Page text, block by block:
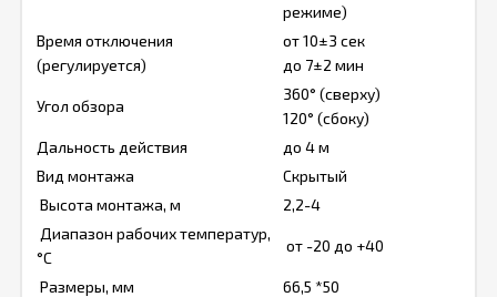
режиме)
Время отключения
(регулируется)
от 10±3 сек
до 7±2 мин
Угол обзора
360° (сверху)
120° (сбоку)
Дальность действия
до 4 м
Вид монтажа
Скрытый
Высота монтажа, м
2,2-4
Диапазон рабочих температур,
°С
от -20 до +40
Размеры, мм
66,5 *50